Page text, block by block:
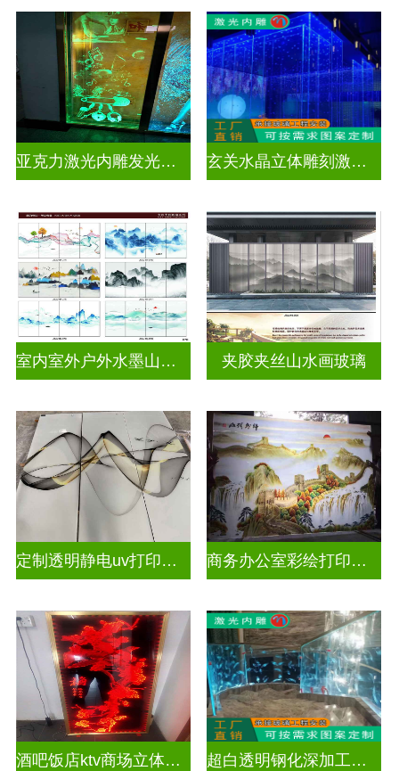
亚克力激光内雕发光通电玻璃 玄关水晶立体雕刻激光内雕发光玻璃背景墙
室内室外户外水墨山水画玻璃 夹胶夹丝山水画玻璃
定制透明静电uv打印玻璃 商务办公室彩绘打印玻璃
酒吧饭店ktv商场立体激光内雕屏风 超白透明钢化深加工激光内雕精雕